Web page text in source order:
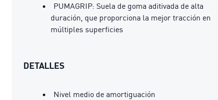
PUMAGRIP: Suela de goma aditivada de alta
duración, que proporciona la mejor tracción en
múltiples superficies
DETALLES
Nivel medio de amortiguación